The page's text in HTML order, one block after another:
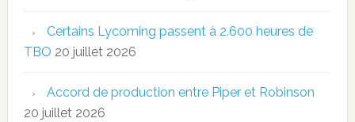
Certains Lycoming passent à 2.600 heures de
TBO 20 juillet 2026
Accord de production entre Piper et Robinson
20 juillet 2026